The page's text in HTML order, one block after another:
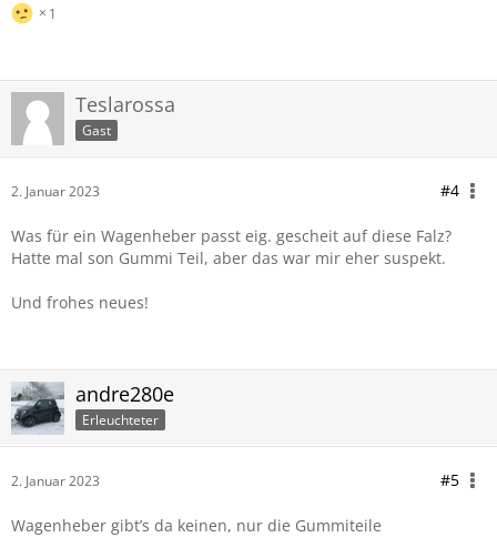
1
Teslarossa
Gast
2. Januar 2023 #4
Was für ein Wagenheber passt eig. gescheit auf diese Falz?
Hatte mal son Gummi Teil, aber das war mir eher suspekt.
Und frohes neues!
andre280e
Erleuchteter
2. Januar 2023 #5
Wagenheber gibt’s da keinen, nur die Gummiteile